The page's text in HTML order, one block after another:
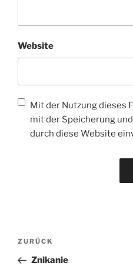
Website
Mit der Nutzung dieses
mit der Speicherung
durch diese Website
ZURÜCK
Znikanie